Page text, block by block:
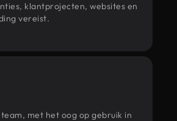
klantprojecten, websites en
vereist.
met het oog op gebruik in